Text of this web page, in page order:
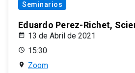
Seminarios
Eduardo Perez-Richet,
13 de Abril de 2021
15:30
Zoom